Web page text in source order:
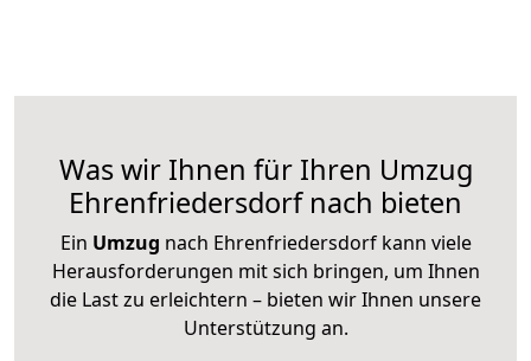
Was wir Ihnen für Ihren Umzug
Ehrenfriedersdorf nach bieten
Ein Umzug nach Ehrenfriedersdorf kann viele
Herausforderungen mit sich bringen, um Ihnen
die Last zu erleichtern – bieten wir Ihnen unsere
Unterstützung an.